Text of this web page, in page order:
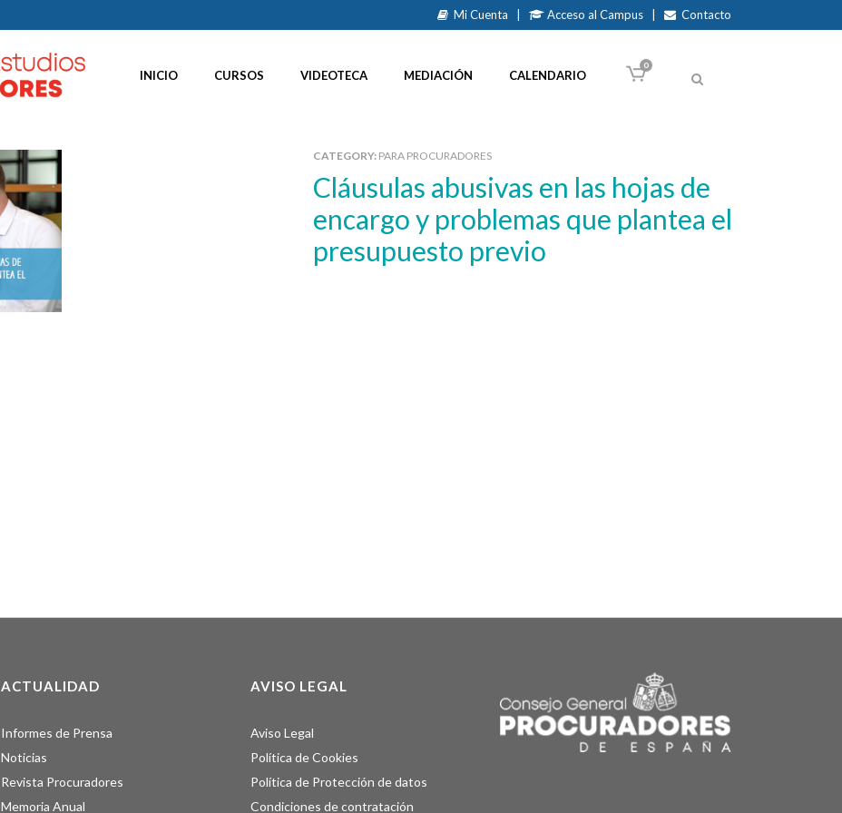
Mi Cuenta Acceso al Campus Contacto
0
INICIO CURSOS VIDEOTECA MEDIACIÓN CALENDARIO
CATEGORY: PARA PROCURADORES
Cláusulas abusivas en las hojas de
encargo y problemas que plantea el
presupuesto previo
ACTUALIDAD
Informes de Prensa
Noticias
Revista Procuradores
Memoria Anual
AVISO LEGAL
Aviso Legal
Política de Cookies
Política de Protección de datos
Condiciones de contratación